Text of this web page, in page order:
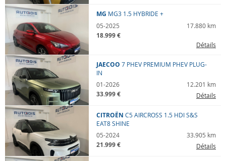
MG MG3 1.5 HYBRIDE +
05-2025
17.880 km
18.999 €
Détails
JAECOO 7 PHEV PREMIUM PHEV PLUG-
IN
01-2026
12.201 km
33.999 € Détails
CITROËN C5 AIRCROSS 1.5 HDI S&S
EAT8 SHINE
05-2024
33.905 km
21.999 € Détails